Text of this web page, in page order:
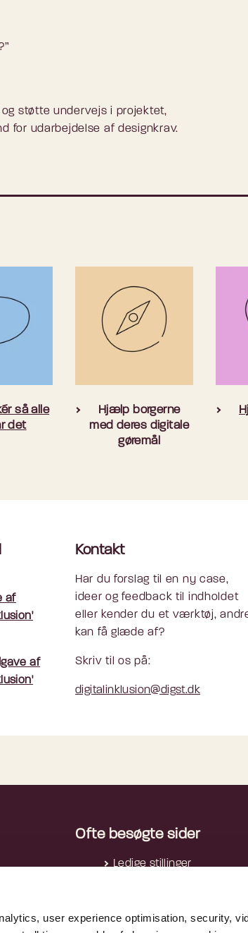
user experience optimisation, security,
støtte undervejs i projektet,
for udarbejdelse af designkrav.
så alle
det
Hjælp borgerne
med deres digitale
gøremål
af
af
Kontakt
Har du forslag til en ny case,
ideer og feedback til indholdet
eller kender du et værktøj,
kan få glæde af?
Skriv til os på:
digitalinklusion@digst.dk
-
Ofte besøgte sider
Ledige stillinger
AltID